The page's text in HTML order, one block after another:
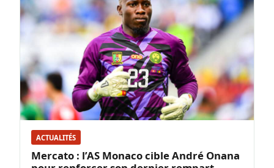
ACTUALITÉS
Mercato : l’AS Monaco cible André Onana